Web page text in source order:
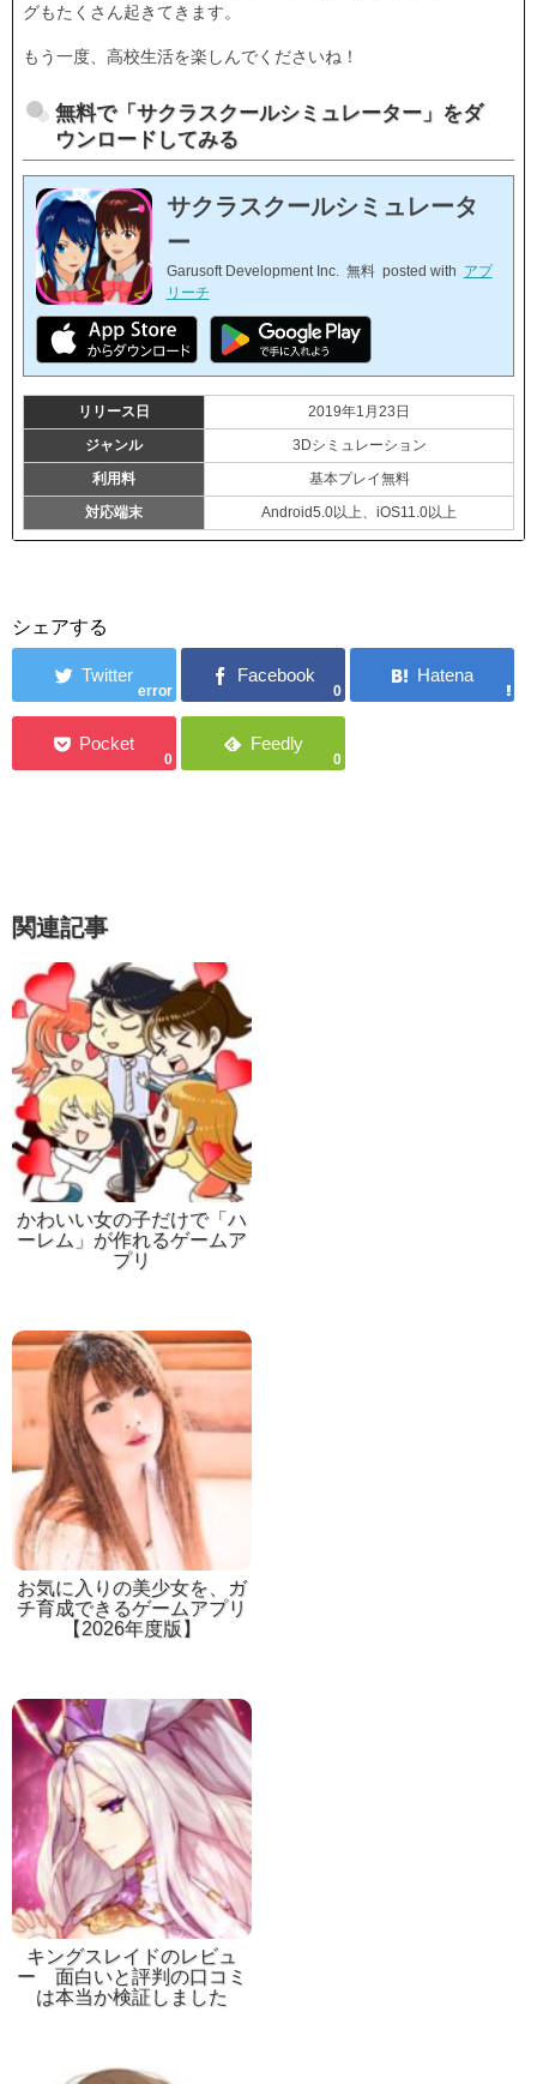
グもたくさん起きてきます。
もう一度、高校生活を楽しんでくださいね！
無料で「サクラスクールシミュレーター」をダ
ウンロードしてみる
サクラスクールシミュレータ
ー
Garusoft Development Inc. 無料 posted with アプ
リーチ
リリース日
2019年1月23日
ジャンル
3Dシミュレーション
利用料
基本プレイ無料
対応端末
Android5.0以上、iOS11.0以上
シェアする
error 0
0 0
関連記事
かわいい女の子だけで「ハ
ーレム」が作れるゲームア
プリ
お気に入りの美少女を、ガ
チ育成できるゲームアプリ
【2026年度版】
キングスレイドのレビュ
ー 面白いと評判の口コミ
は本当か検証しました